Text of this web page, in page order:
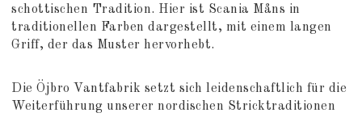
schottischen Tradition. Hier ist Scania Måns in
traditionellen Farben dargestellt, mit einem langen
Griff, der das Muster hervorhebt.
Die Öjbro Vantfabrik setzt sich leidenschaftlich für die
Weiterführung unserer nordischen Stricktraditionen